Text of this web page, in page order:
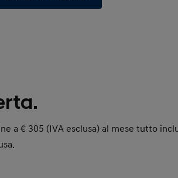
a € 305 (IVA esclusa) al mese tutto